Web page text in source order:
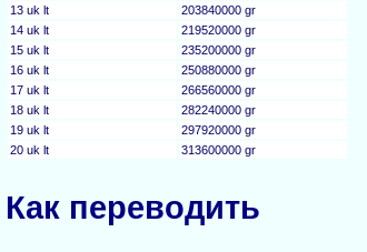
13 uk lt
203840000 gr
14 uk lt
219520000 gr
15 uk lt
235200000 gr
16 uk lt
250880000 gr
17 uk lt
266560000 gr
18 uk lt
282240000 gr
19 uk lt
297920000 gr
20 uk lt
313600000 gr
Как переводить